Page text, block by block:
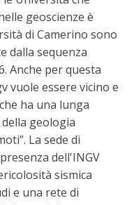
geoscienze è
di Camerino sono
dalla sequenza
Anche per questa
vuole essere vicino e
ha una lunga
geologia
La sede di
dell'INGV
sismica
e una rete di